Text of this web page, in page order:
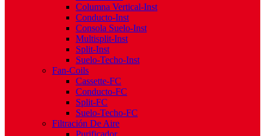
Columna Vertical-Inst
Conducto-Inst
Consola Suelo-Inst
Multisplit-Inst
Split-Inst
Suelo-Techo-Inst
Fan-Coils
Cassette-FC
Conducto-FC
Split-FC
Suelo-Techo-FC
Filtración De Aire
Purificador